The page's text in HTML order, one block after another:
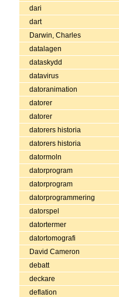
dari
dart
Darwin, Charles
datalagen
dataskydd
datavirus
datoranimation
datorer
datorer
datorers historia
datorers historia
datormoln
datorprogram
datorprogram
datorprogrammering
datorspel
datortermer
datortomografi
David Cameron
debatt
deckare
deflation